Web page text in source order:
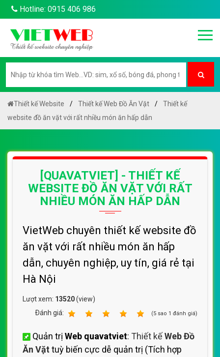
Hotline: 0915 406 986
Thiết kế Website Thiết kế Web Đồ Ăn Vặt
Thiết kế
website đồ ăn vặt với rất nhiều món ăn hấp dẫn
[QUAVATVIET] - THIẾT KẾ
WEBSITE ĐỒ ĂN VẶT VỚI RẤT
NHIỀU MÓN ĂN HẤP DẪN
VietWeb chuyên thiết kế website đồ
ăn vặt với rất nhiều món ăn hấp
dẫn, chuyên nghiệp, uy tín, giá rẻ tại
Hà Nội
Lượt xem: 13520(view)
Ðánh giá:
(5 sao 1 đánh giá)
Quản trị Web quavatviet: Thiết kếWeb Đồ
Ăn Vặt tuỳ biến cực dễ quản trị (Tích hợp